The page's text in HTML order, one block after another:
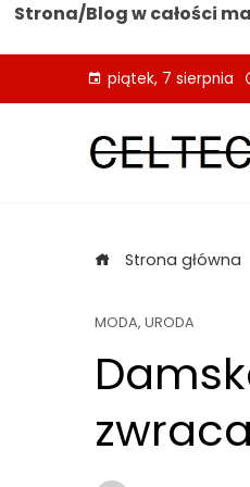
Strona/Blog w całości
piątek, 7 sierpnia
Strona główna
MODA, URODA